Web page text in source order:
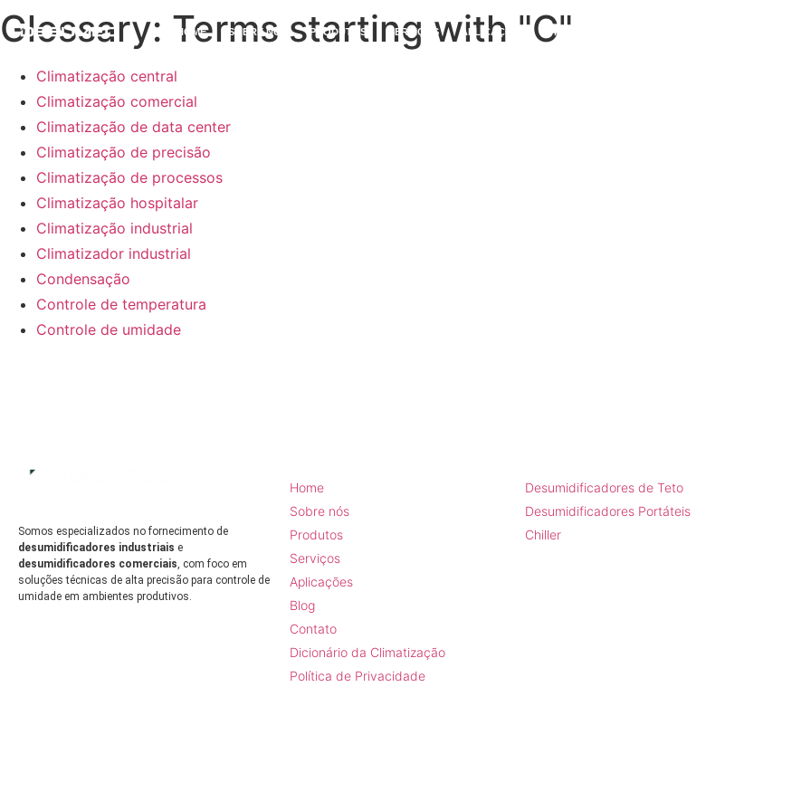
HOME SOBRE NÓS PRODUTOS SERVIÇOS APLICAÇÕES PROBLEMAS E SOLUÇÕES
Glossary: Terms starting with "C"
Climatização central
Climatização comercial
Climatização de data center
Climatização de precisão
Climatização de processos
Climatização hospitalar
Climatização industrial
Climatizador industrial
Condensação
Controle de temperatura
Controle de umidade
Somos especializados no fornecimento de
desumidificadores industriais e
desumidificadores comerciais, com foco em
soluções técnicas de alta precisão para controle de
umidade em ambientes produtivos.
Home
Sobre nós
Produtos
Serviços
Aplicações
Blog
Contato
Dicionário da Climatização
Política de Privacidade
Desumidificadores de Teto
Desumidificadores Portáteis
Chiller